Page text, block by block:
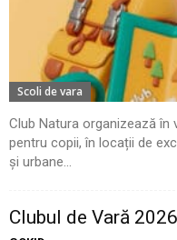
Scoli de vara
Club Natura organizează în
pentru copii, în locații de
și urbane...
Clubul de Vară